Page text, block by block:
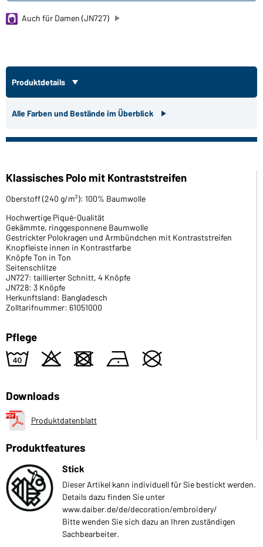
Auch für Damen (JN727)
Produktdetails
Alle Farben und Bestände im Überblick
Klassisches Polo mit Kontraststreifen
Oberstoff (240 g/m²): 100% Baumwolle
Hochwertige Piqué-Qualität
Gekämmte, ringgesponnene Baumwolle
Gestrickter Polokragen und Armbündchen mit Kontraststreifen
Knopfleiste innen in Kontrastfarbe
Knöpfe Ton in Ton
Seitenschlitze
JN727: taillierter Schnitt, 4 Knöpfe
JN728: 3 Knöpfe
Herkunftsland: Bangladesch
Zolltarifnummer: 61051000
Pflege
8 o d n U
Downloads
Produktdatenblatt
Produktfeatures
Stick
Dieser Artikel kann individuell für Sie bestickt werden.
Details dazu finden Sie unter
www.daiber.de/de/decoration/embroidery/
Bitte wenden Sie sich dazu an Ihren zuständigen
Sachbearbeiter.